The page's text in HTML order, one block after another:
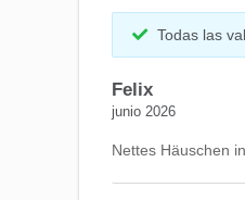
Todas las
Felix
junio 2026
Nettes Häuschen